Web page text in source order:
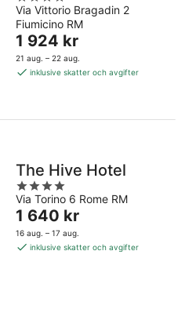
out
of
5
Via Vittorio Bragadin 2
Fiumicino RM
Priset
är
1 924 kr
1 924 kr
21 aug. – 22 aug.
inklusive skatter och avgifter
The Hive Hotel
4
out
of
5
Via Torino 6 Rome RM
Priset
är
1 640 kr
1 640 kr
16 aug. – 17 aug.
inklusive skatter och avgifter